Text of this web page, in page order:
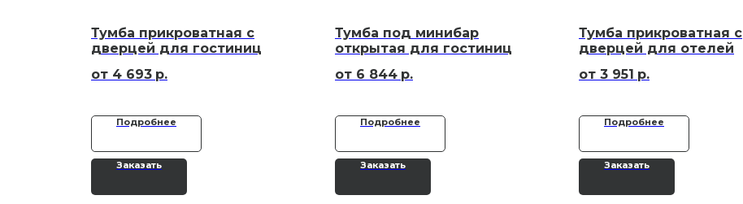
Тумба прикроватная с
дверцей для гостиниц
4 693 р.
Подробнее
Заказать
Тумба под минибар
открытая для гостиниц
6 844 р.
Подробнее
Заказать
Тумба прикроватная с
дверцей для отелей
3 951 р.
Подробнее
Заказать